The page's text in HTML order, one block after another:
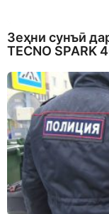
Зеҳни сунъӣ
TECNO SPARK